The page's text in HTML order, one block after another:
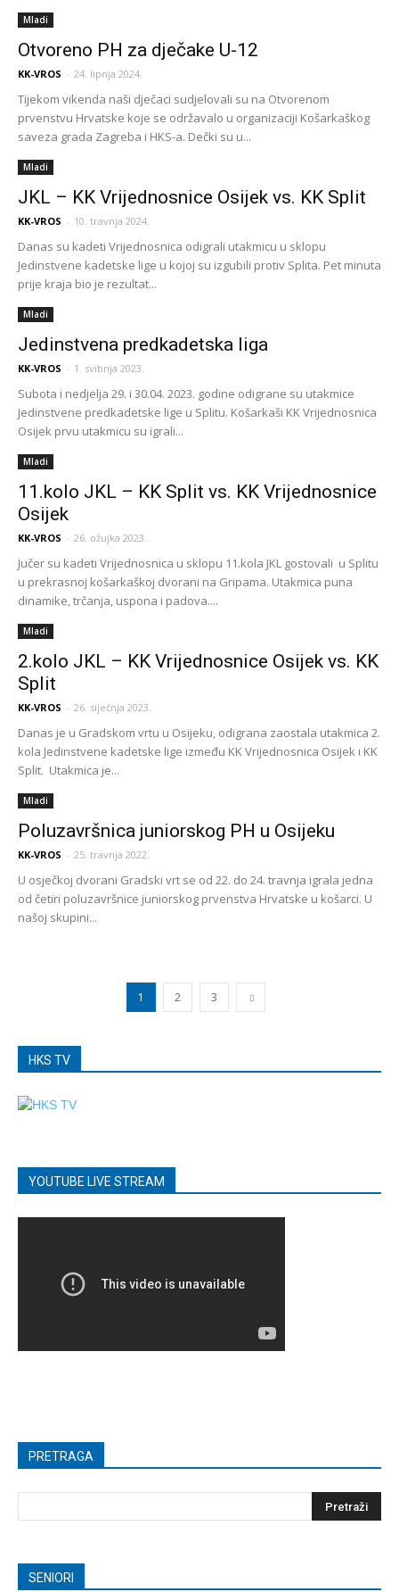
Mladi
Otvoreno PH za dječake U-12
KK-VROS - 24. lipnja 2024.
Tijekom vikenda naši dječaci sudjelovali su na Otvorenom
prvenstvu Hrvatske koje se održavalo u organizaciji Košarkaškog
saveza grada Zagreba i HKS-a. Dečki su u...
Mladi
JKL – KK Vrijednosnice Osijek vs. KK Split
KK-VROS - 10. travnja 2024.
Danas su kadeti Vrijednosnica odigrali utakmicu u sklopu
Jedinstvene kadetske lige u kojoj su izgubili protiv Splita. Pet minuta
prije kraja bio je rezultat...
Mladi
Jedinstvena predkadetska liga
KK-VROS - 1. svibnja 2023.
Subota i nedjelja 29. i 30.04. 2023. godine odigrane su utakmice
Jedinstvene predkadetske lige u Splitu. Košarkaši KK Vrijednosnica
Osijek prvu utakmicu su igrali...
Mladi
11.kolo JKL – KK Split vs. KK Vrijednosnice
Osijek
KK-VROS - 26. ožujka 2023.
Jučer su kadeti Vrijednosnica u sklopu 11.kola JKL gostovali u Splitu
u prekrasnoj košarkaškoj dvorani na Gripama. Utakmica puna
dinamike, trčanja, uspona i padova....
Mladi
2.kolo JKL – KK Vrijednosnice Osijek vs. KK
Split
KK-VROS - 26. siječnja 2023.
Danas je u Gradskom vrtu u Osijeku, odigrana zaostala utakmica 2.
kola Jedinstvene kadetske lige između KK Vrijednosnica Osijek i KK
Split. Utakmica je...
Mladi
Poluzavršnica juniorskog PH u Osijeku
KK-VROS - 25. travnja 2022.
U osječkoj dvorani Gradski vrt se od 22. do 24. travnja igrala jedna
od četiri poluzavršnice juniorskog prvenstva Hrvatske u košarci. U
našoj skupini...
1 2 3
HKS TV
YOUTUBE LIVE STREAM
PRETRAGA
SENIORI